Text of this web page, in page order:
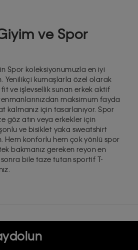
ve Spor
Spor koleksiyonumuzla en iyi
Yenilikçi kumaşlarla özel olarak
ve işlevsellik sunan erkek aktif
maksimum fayda
kalmanız için tasarlanıyor. Spor
göz atın veya erkekler için
ve bisiklet yaka sweatshirt
Hem konforlu hem çok yönlü spor
bakmanız gereken reyon en
bile taze tutan sportif T-